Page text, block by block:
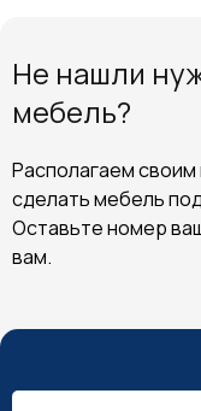
Не нашли
мебель?
Располагаем
сделать мебель
Оставьте номер
вам.